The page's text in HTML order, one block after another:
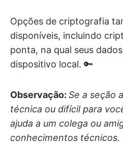
Opções de criptografia
disponíveis, incluindo
ponta, na qual seus
dispositivo local. 🔑
Observação: Se a seção
técnica ou difícil para
ajuda a um colega ou
conhecimentos técnicos.